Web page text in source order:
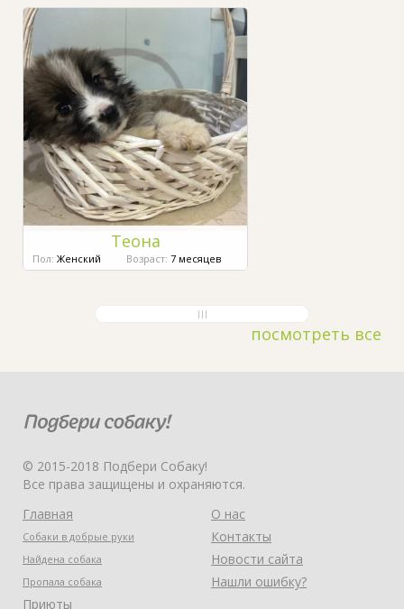
Теона
Пол: Женский Возраст: 7 месяцев
посмотреть все
© 2015-2018 Подбери Собаку!
Все права защищены и охраняются.
Главная
Собаки в добрые руки
Найдена собака
Пропала собака
Приюты
О нас
Контакты
Новости сайта
Нашли ошибку?